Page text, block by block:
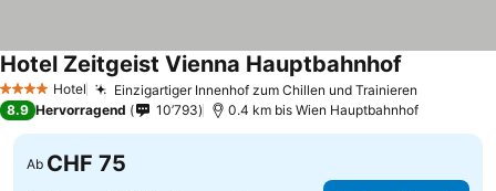
4 Sterne Hotel Einzigartiger Innenhof zum Chillen und Trainieren
Hotel Zeitgeist Vienna Hauptbahnhof
8.9 Hervorragend 10’793 0.4 km bis Wien Hauptbahnhof
Ab CHF 75